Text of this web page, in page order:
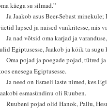
käega su silmad.”
Ja Jaakob asus Beer-Sebast
lapsed ja naised vankritesse, mis
Ja nad võtsid oma karjad ja
Egiptusesse, Jaakob ja kõik ta sugu
Oma pojad ja poegade pojad, tütred
enesega Egiptusesse.
Ja need on Iisraeli laste nimed, kes
esmasündinu oli Ruuben.
Ruubeni pojad olid Hanok, Pallu,